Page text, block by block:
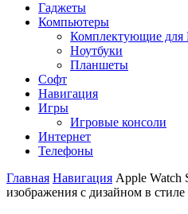
Гаджеты
Компьютеры
Комплектующие
Ноутбуки
Планшеты
Софт
Навигация
Игры
Игровые консоли
Интернет
Телефоны
Главная Навигация Apple Watch
изображения с дизайном в стиле